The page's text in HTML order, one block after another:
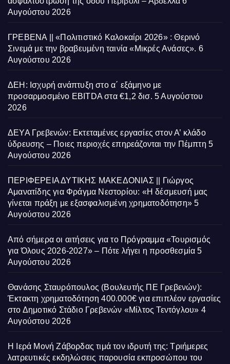
Αυγούστου 2026
ΓΡΕΒΕΝΑ || «Πολιτιστικό Καλοκαίρι 2026» : Θερινό
Σινεμά με την βραβευμένη ταινία «Μικρές Ανάσες». 6
Αυγούστου 2026
ΔΕΗ: Ισχυρή ανάπτυξη στο α΄ εξάμηνο με
προσαρμοσμένο EBITDA στα €1,2 δισ. 5 Αυγούστου
2026
ΔΕΥΑ Γρεβενών: Εκτεταμένες εργασίες στον Α’ κλάδο
ύδρευσης – Ποιες περιοχές επηρεάζονται την Πέμπτη 5
Αυγούστου 2026
ΠΕΡΙΦΕΡΕΙΑ ΔΥΤΙΚΗΣ ΜΑΚΕΔΟΝΙΑΣ || Γιώργος
Αμανατίδης για Φράγμα Νεστορίου: «Η δέσμευσή μας
γίνεται πράξη με εξασφαλισμένη χρηματοδότηση» 5
Αυγούστου 2026
Από σήμερα οι αιτήσεις για το Πρόγραμμα «Τουρισμός
για Όλους 2026-2027» – Πότε λήγει η προσθεσμία 5
Αυγούστου 2026
Θανάσης Σταυρόπουλος (Βουλευτής ΠΕ Γρεβενών):
Έκτακτη χρηματοδότηση 400.000€ για επιπλέον εργασίες
στο Δημοτικό Στάδιο Γρεβενών «Μίλτος Τεντόγλου» 4
Αυγούστου 2026
Η Ιερά Μονή Ζάβορδας τιμά τον ιδρυτή της: Τριήμερες
λατρευτικές εκδηλώσεις παρουσία εκπροσώπου του